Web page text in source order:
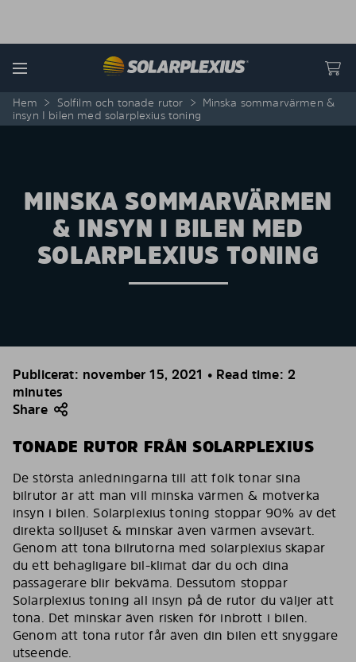
Menu
Hem > Solfilm och tonade rutor > Minska sommarvärmen &
insyn I bilen med solarplexius toning
MINSKA SOMMARVÄRMEN
& INSYN I BILEN MED
SOLARPLEXIUS TONING
Publicerat: november 15, 2021 • Read time: 2
minutes
Share
TONADE RUTOR FRÅN SOLARPLEXIUS
De största anledningarna till att folk tonar sina
bilrutor är att man vill minska värmen & motverka
insyn i bilen. Solarplexius toning stoppar 90% av det
direkta solljuset & minskar även värmen avsevärt.
Genom att tona bilrutorna med solarplexius skapar
du ett behagligare bil-klimat där du och dina
passagerare blir bekväma. Dessutom stoppar
Solarplexius toning all insyn på de rutor du väljer att
tona. Det minskar även risken för inbrott i bilen.
Genom att tona rutor får även din bilen ett snyggare
utseende.